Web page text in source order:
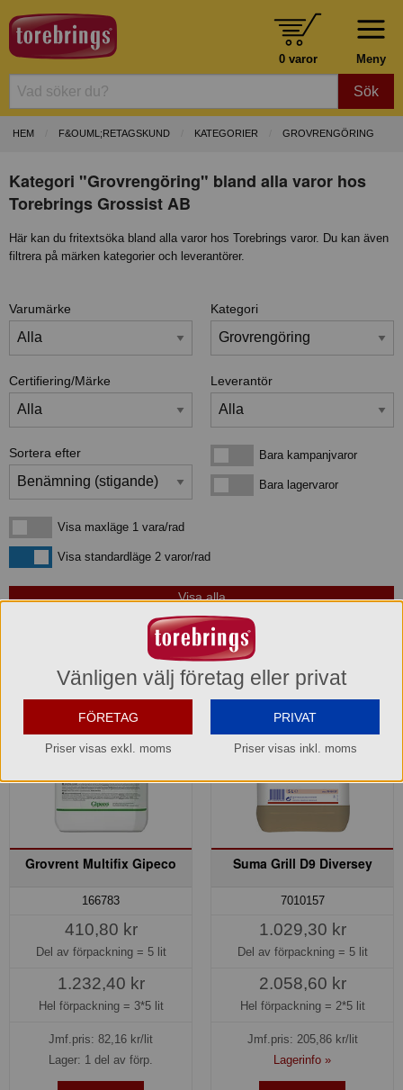
Meny
0 varor
Sök
HEM F&OUML;RETAGSKUND KATEGORIER GROVRENGÖRING
Kategori "Grovrengöring" bland alla varor hos
Torebrings Grossist AB
Här kan du fritextsöka bland alla varor hos Torebrings varor. Du kan även
filtrera på märken kategorier och leverantörer.
Varumärke Kategori
Certifiering/Märke Leverantör
Sortera efter Bara kampanjvarorBara kampanjvaror
Bara lagervarorBara lagervaror
Visa maxläge 1 vara/rad
Visa maxläge 1 vara/rad
Visa standardlägeVisa standardläge 2 varor/rad
som matchar din sökning:
Grovrent Multifix Gipeco
166783
410,80 kr
Del av förpackning = 5 lit
1.232,40 kr
Hel förpackning = 3*5 lit
Jmf.pris: 82,16 kr/lit
Lager: 1 del av förp.
Suma Grill D9 Diversey
7010157
1.029,30 kr
Del av förpackning = 5 lit
2.058,60 kr
Hel förpackning = 2*5 lit
Jmf.pris: 205,86kr/lit
Lagerinfo »
Vänligen välj företag eller privat
FÖRETAG
Priser visas exkl. moms
PRIVAT
Priser visas inkl. moms